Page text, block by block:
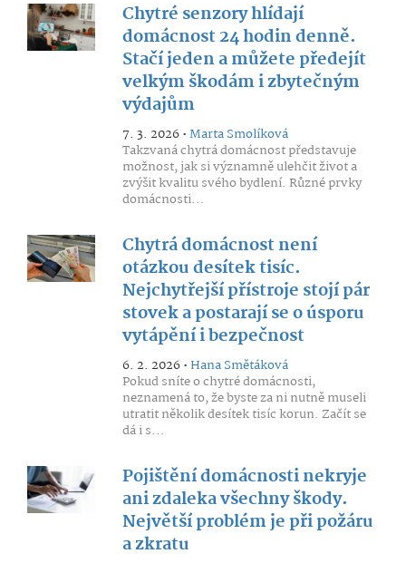
Chytré senzory hlídají
domácnost 24 hodin denně.
Stačí jeden a můžete předejít
velkým škodám i zbytečným
výdajům
7. 3. 2026 •Marta Smolíková
Takzvaná chytrá domácnost představuje
možnost, jak si významně ulehčit život a
zvýšit kvalitu svého bydlení. Různé prvky
domácnosti...
Chytrá domácnost není
otázkou desítek tisíc.
Nejchytřejší přístroje stojí pár
stovek a postarají se o úsporu
vytápění i bezpečnost
6. 2. 2026 •Hana Smětáková
Pokud sníte o chytré domácnosti,
neznamená to, že byste za ni nutně museli
utratit několik desítek tisíc korun. Začít se
dá i s...
Pojištění domácnosti nekryje
ani zdaleka všechny škody.
Největší problém je při požáru
a zkratu